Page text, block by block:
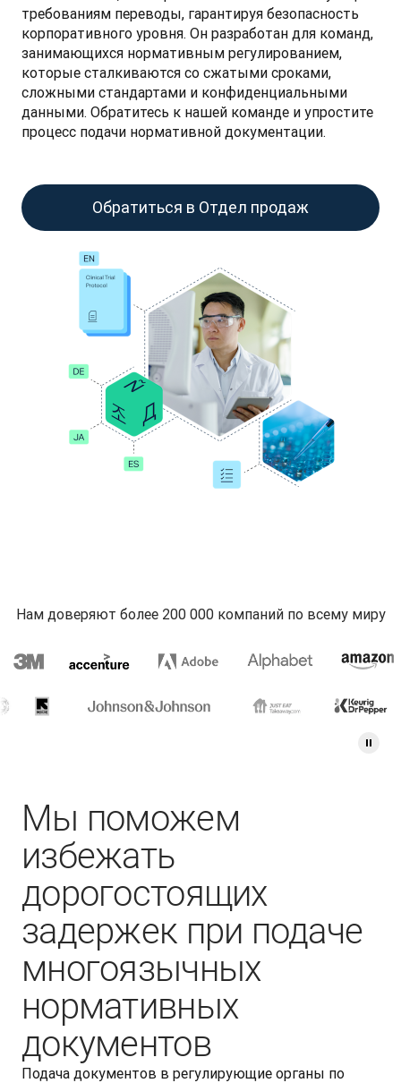
требованиям переводы, гарантируя безопасность
корпоративного уровня. Он разработан для команд,
занимающихся нормативным регулированием,
которые сталкиваются со сжатыми сроками,
сложными стандартами и конфиденциальными
данными. Обратитесь к нашей команде и упростите
процесс подачи нормативной документации.
Обратиться в Отдел продаж
Нам доверяют более 200 000 компаний по всему миру
Мы поможем
избежать
дорогостоящих
задержек при подаче
многоязычных
нормативных
документов
Подача документов в регулирующие органы по